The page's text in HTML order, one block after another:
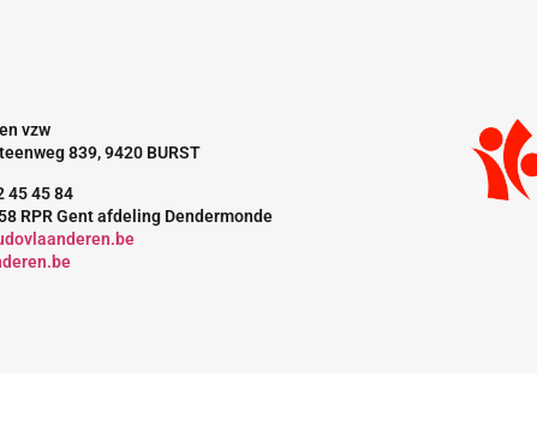
vzw
839, 9420 BURST
45 45 84
RPR Gent afdeling Dendermonde